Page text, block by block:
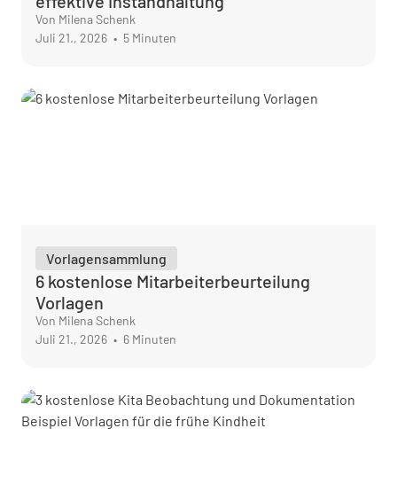
Von Milena Schenk
Juli 21., 2026 • 5 Minuten
Vorlagensammlung
6 kostenlose Mitarbeiterbeurteilung
Vorlagen
Von Milena Schenk
Juli 21., 2026 • 6 Minuten